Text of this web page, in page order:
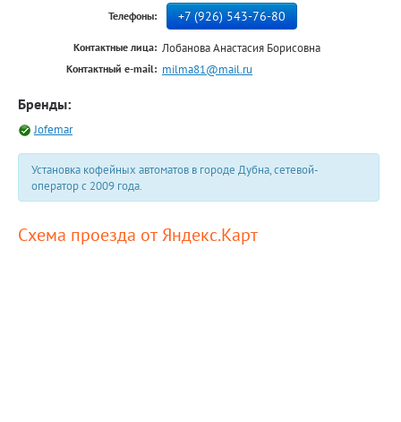
Телефоны: +7 (926) 543-76-80
Контактные лица: Лобанова Анастасия Борисовна
Контактный e-mail: milma81@mail.ru
Бренды:
Jofemar
Установка кофейных автоматов в городе Дубна, сетевой-
оператор с 2009 года.
Схема проезда от Яндекс.Карт